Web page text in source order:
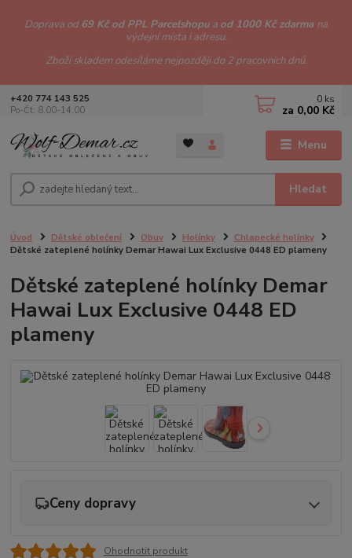
Doprava od69 Kč od PPL Parcelshopu a od 1000 Kč zdarma na
výdejní místa i adresu.
Zboží skladem odesíláme nejpozději do 2 pracovních dnů.
Menu
Hledat
+420 774 143 525
Po-Čt: 8.00-14.00
0 ks
za 0,00 Kč
Úvod Dětské oblečení Obuv Holínky
Chlapecké holínky
Dětské zateplené holínky Demar Hawai Lux Exclusive 0448 ED plameny
Dětské zateplené holínky Demar
Hawai Lux Exclusive 0448 ED
plameny
Ceny dopravy
Ohodnotit produkt